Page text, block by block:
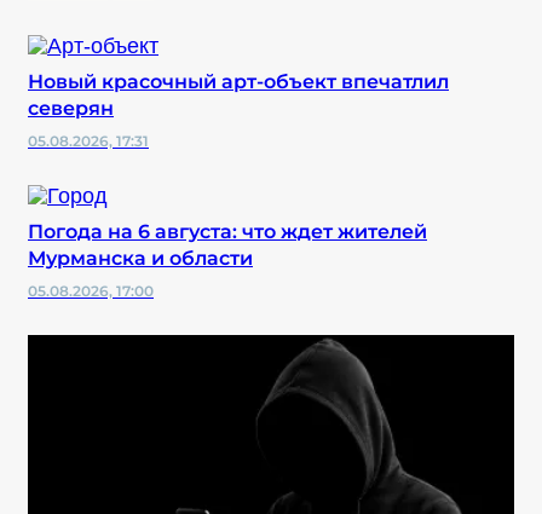
Новый красочный арт-объект впечатлил
северян
05.08.2026, 17:31
Погода на 6 августа: что ждет жителей
Мурманска и области
05.08.2026, 17:00